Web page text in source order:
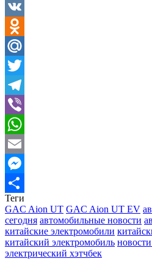
Facebook
VK
Odnoklassniki
Mail.Ru
Twitter
Telegram
Viber
WhatsApp
Email
Messenger
Отправить
Теги
GAC Aion UT GAC Aion UT EV
сегодня автомобильные новости
китайские электромобили
китайский электромобиль
электрический хэтчбек